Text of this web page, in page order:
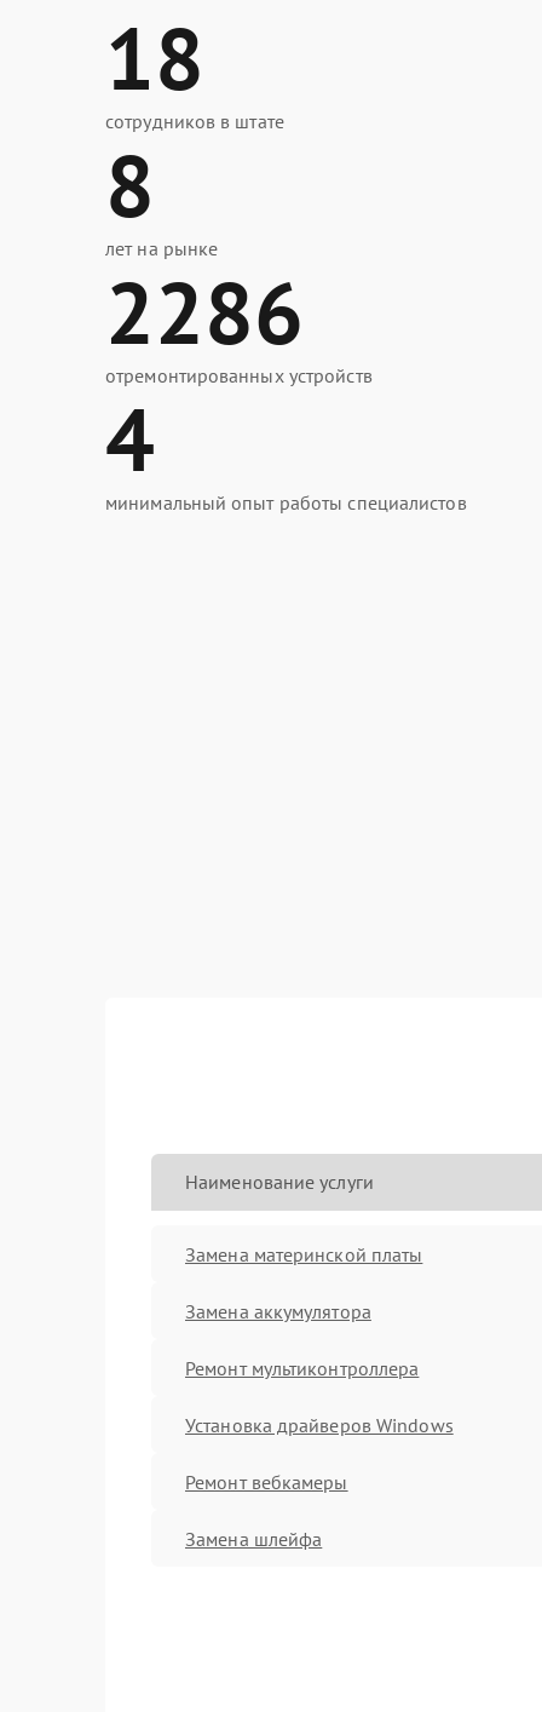
18
сотрудников в штате
8
лет на рынке
2286
отремонтированных устройств
4
минимальный опыт работы специалистов
Наименование услуги
Замена материнской платы
Замена аккумулятора
Ремонт мультиконтроллера
Установка драйверов Windows
Ремонт вебкамеры
Замена шлейфа